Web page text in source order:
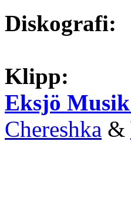
Diskografi:
Klipp:
Eksjö
Chereshka &